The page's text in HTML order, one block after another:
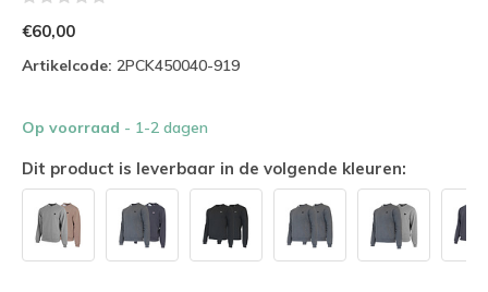
€60,00
Artikelcode: 2PCK450040-919
Op voorraad - 1-2 dagen
Dit product is leverbaar in de volgende kleuren: